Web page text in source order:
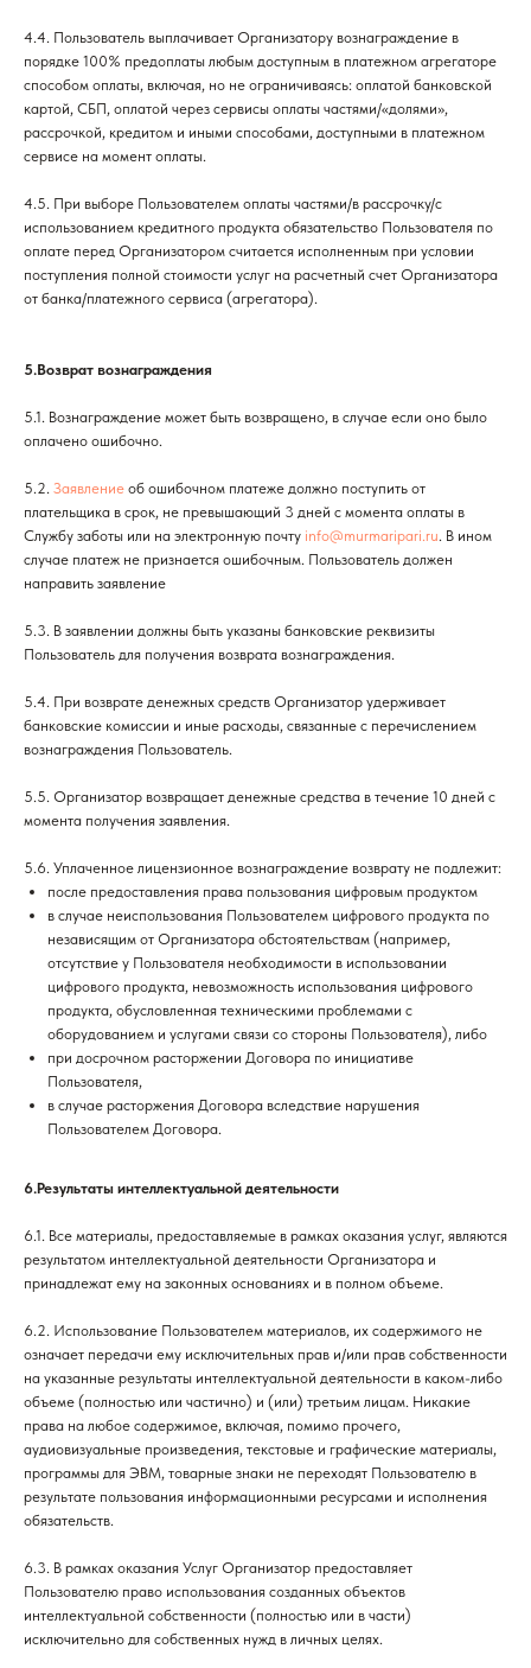
4.4. Пользователь выплачивает Организатору вознаграждение в
порядке 100% предоплаты любым доступным в платежном агрегаторе
способом оплаты, включая, но не ограничиваясь: оплатой банковской
картой, СБП, оплатой через сервисы оплаты частями/«долями»,
рассрочкой, кредитом и иными способами, доступными в платежном
сервисе на момент оплаты.
4.5. При выборе Пользователем оплаты частями/в рассрочку/с
использованием кредитного продукта обязательство Пользователя по
оплате перед Организатором считается исполненным при условии
поступления полной стоимости услуг на расчетный счет Организатора
от банка/платежного сервиса (агрегатора).
5.Возврат вознаграждения
5.1. Вознаграждение может быть возвращено, в случае если оно было
оплачено ошибочно.
5.2. Заявление об ошибочном платеже должно поступить от
плательщика в срок, не превышающий 3 дней с момента оплаты в
Службу заботы или на электронную почту info@murmaripari.ru. В ином
случае платеж не признается ошибочным. Пользователь должен
направить заявление
5.3. В заявлении должны быть указаны банковские реквизиты
Пользователь для получения возврата вознаграждения.
5.4. При возврате денежных средств Организатор удерживает
банковские комиссии и иные расходы, связанные с перечислением
вознаграждения Пользователь.
5.5. Организатор возвращает денежные средства в течение 10 дней с
момента получения заявления.
5.6. Уплаченное лицензионное вознаграждение возврату не подлежит:
после предоставления права пользования цифровым продуктом
в случае неиспользования Пользователем цифрового продукта по
независящим от Организатора обстоятельствам (например,
отсутствие у Пользователя необходимости в использовании
цифрового продукта, невозможность использования цифрового
продукта, обусловленная техническими проблемами с
оборудованием и услугами связи со стороны Пользователя), либо
при досрочном расторжении Договора по инициативе
Пользователя,
в случае расторжения Договора вследствие нарушения
Пользователем Договора.
6.Результаты интеллектуальной деятельности
6.1. Все материалы, предоставляемые в рамках оказания услуг, являются
результатом интеллектуальной деятельности Организатора и
принадлежат ему на законных основаниях и в полном объеме.
6.2. Использование Пользователем материалов, их содержимого не
означает передачи ему исключительных прав и/или прав собственности
на указанные результаты интеллектуальной деятельности в каком-либо
объеме (полностью или частично) и (или) третьим лицам. Никакие
права на любое содержимое, включая, помимо прочего,
аудиовизуальные произведения, текстовые и графические материалы,
программы для ЭВМ, товарные знаки не переходят Пользователю в
результате пользования информационными ресурсами и исполнения
обязательств.
6.3. В рамках оказания Услуг Организатор предоставляет
Пользователю право использования созданных объектов
интеллектуальной собственности (полностью или в части)
исключительно для собственных нужд в личных целях.